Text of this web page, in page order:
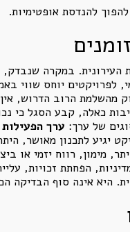
להנדסת אופטימיות.
במקרה שנבדק,
לפרויקטים יוחס
מהשלמת הרוב הדרוש,
כאלה, קבע הסגל כי
של ערך: ערך
יגיע לתכנון מאושר,
מימון, רווח יזמי
הפחתת זכויות,
היא אינה סוף הבדיקה